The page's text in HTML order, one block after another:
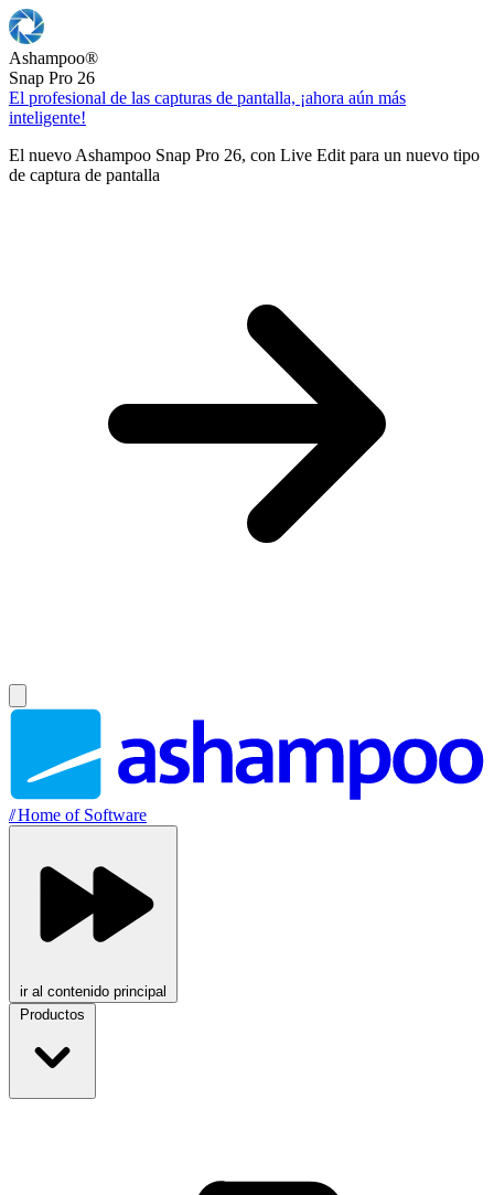
Ashampoo®
Snap Pro 26
El profesional de las capturas de pantalla, ¡ahora aún más
inteligente!
El nuevo Ashampoo Snap Pro 26, con Live Edit para un nuevo tipo
de captura de pantalla
//Home of Software
ir al contenido principal
Productos